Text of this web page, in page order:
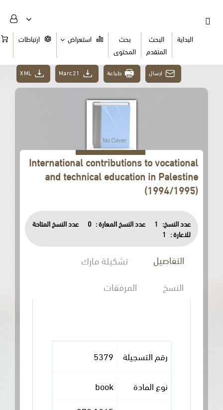
البحث
بحث
المحتوى
استعراض ارتباطات السلة
ارسال طباعة Marc21
International contributions to vocational
and technical education in Palestine
(1994/1995)
عدد النسخ: 1 عدد النسخ المعارة : 0
عدد النسخ المتاحة
للاعارة :
1
التفاصيل
تشكيلة مارك
المرفقات
رقم التسجيلة 5379
نوع المادة book